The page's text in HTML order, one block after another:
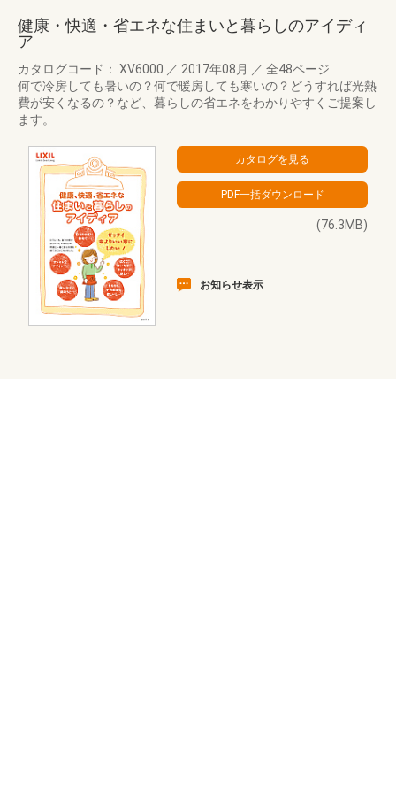
健康・快適・省エネな住まいと暮らしのアイディ
ア
カタログコード： XV6000 ／ 2017年08月 ／ 全48ページ
何で冷房しても暑いの？何で暖房しても寒いの？どうすれば光熱
費が安くなるの？など、暮らしの省エネをわかりやすくご提案し
ます。
(76.3MB)
お知らせ表示